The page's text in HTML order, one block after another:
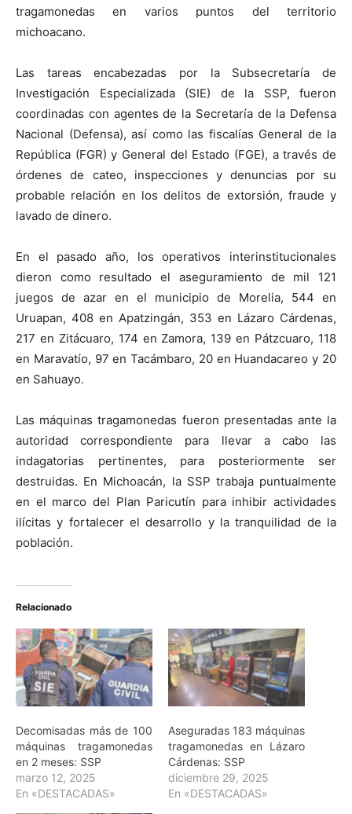
tragamonedas en varios puntos del territorio
michoacano.
Las tareas encabezadas por la Subsecretaría de
Investigación Especializada (SIE) de la SSP, fueron
coordinadas con agentes de la Secretaría de la Defensa
Nacional (Defensa), así como las fiscalías General de la
República (FGR) y General del Estado (FGE), a través de
órdenes de cateo, inspecciones y denuncias por su
probable relación en los delitos de extorsión, fraude y
lavado de dinero.
En el pasado año, los operativos interinstitucionales
dieron como resultado el aseguramiento de mil 121
juegos de azar en el municipio de Morelia, 544 en
Uruapan, 408 en Apatzingán, 353 en Lázaro Cárdenas,
217 en Zitácuaro, 174 en Zamora, 139 en Pátzcuaro, 118
en Maravatío, 97 en Tacámbaro, 20 en Huandacareo y 20
en Sahuayo.
Las máquinas tragamonedas fueron presentadas ante la
autoridad correspondiente para llevar a cabo las
indagatorias pertinentes, para posteriormente ser
destruidas. En Michoacán, la SSP trabaja puntualmente
en el marco del Plan Paricutín para inhibir actividades
ilícitas y fortalecer el desarrollo y la tranquilidad de la
población.
Relacionado
Decomisadas más de 100
máquinas tragamonedas
en 2 meses: SSP
marzo 12, 2025
En «DESTACADAS»
Aseguradas 183 máquinas
tragamonedas en Lázaro
Cárdenas: SSP
diciembre 29, 2025
En «DESTACADAS»